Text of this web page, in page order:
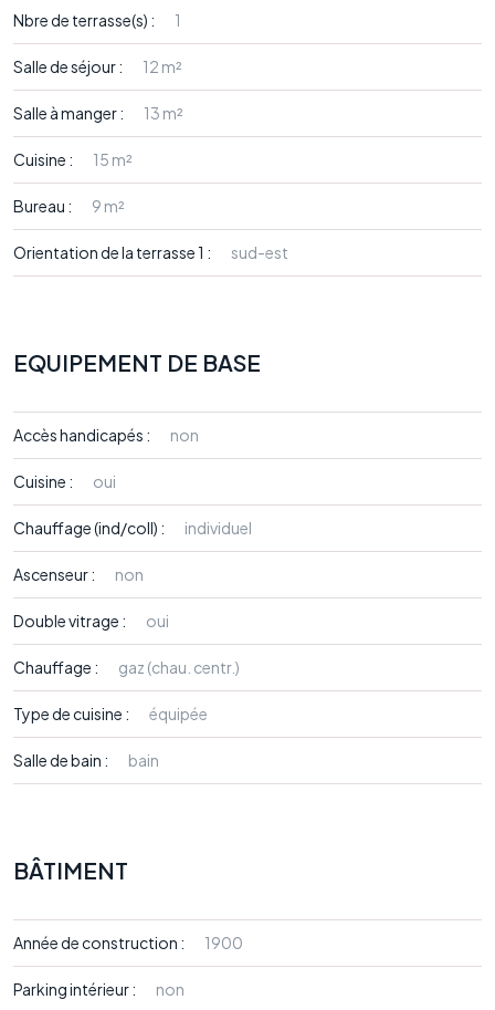
Nbre de terrasse(s) : 1
Salle de séjour : 12 m²
Salle à manger : 13 m²
Cuisine : 15 m²
Bureau : 9 m²
Orientation de la terrasse 1 : sud-est
EQUIPEMENT DE BASE
Accès handicapés : non
Cuisine : oui
Chauffage (ind/coll) : individuel
Ascenseur : non
Double vitrage : oui
Chauffage : gaz (chau. centr.)
Type de cuisine : équipée
Salle de bain : bain
BÂTIMENT
Année de construction : 1900
Parking intérieur : non